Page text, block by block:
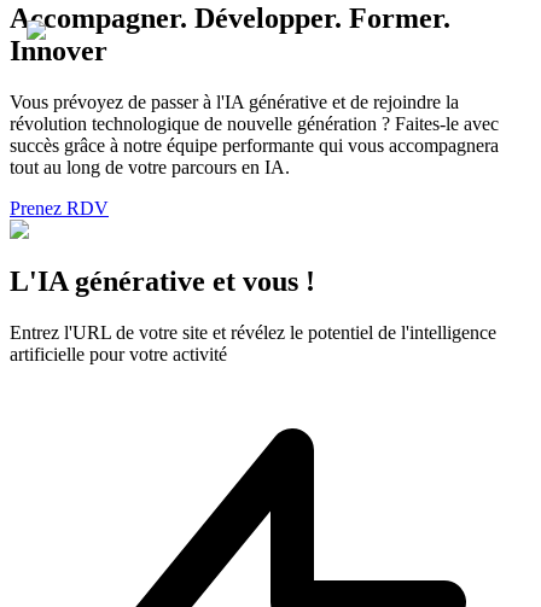
Accompagner. Développer. Former.
Innover
Vous prévoyez de passer à l'IA générative et de rejoindre la
révolution technologique de nouvelle génération ? Faites-le avec
succès grâce à notre équipe performante qui vous accompagnera
tout au long de votre parcours en IA.
Prenez RDV
L'IA générative et vous !
Entrez l'URL de votre site et révélez le potentiel de l'intelligence
artificielle pour votre activité